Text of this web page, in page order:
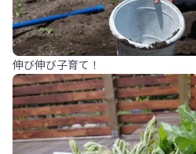
伸び伸び子育て！